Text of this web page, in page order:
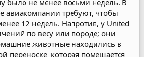
было не менее восьми недель. В
авиакомпании требуют, чтобы
12 недель. Напротив, у United
по весу или породе; они
животные находились в
переноске, которая помещается